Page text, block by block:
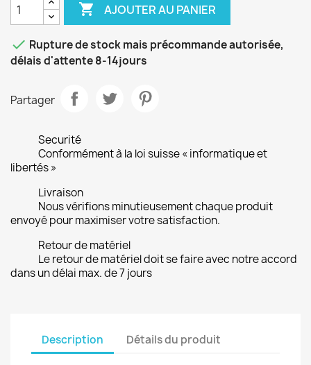
 AJOUTER AU PANIER
 Rupture de stock mais précommande autorisée,
délais d'attente 8-14jours
Partager
Securité
Conformément à la loi suisse « informatique et
libertés »
Livraison
Nous vérifions minutieusement chaque produit
envoyé pour maximiser votre satisfaction.
Retour de matériel
Le retour de matériel doit se faire avec notre accord
dans un délai max. de 7 jours
Description Détails du produit